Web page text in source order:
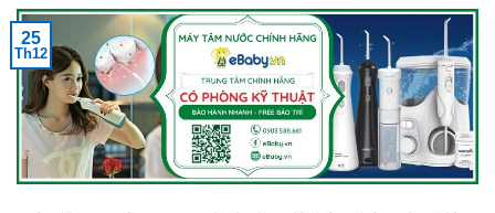
25
Th12